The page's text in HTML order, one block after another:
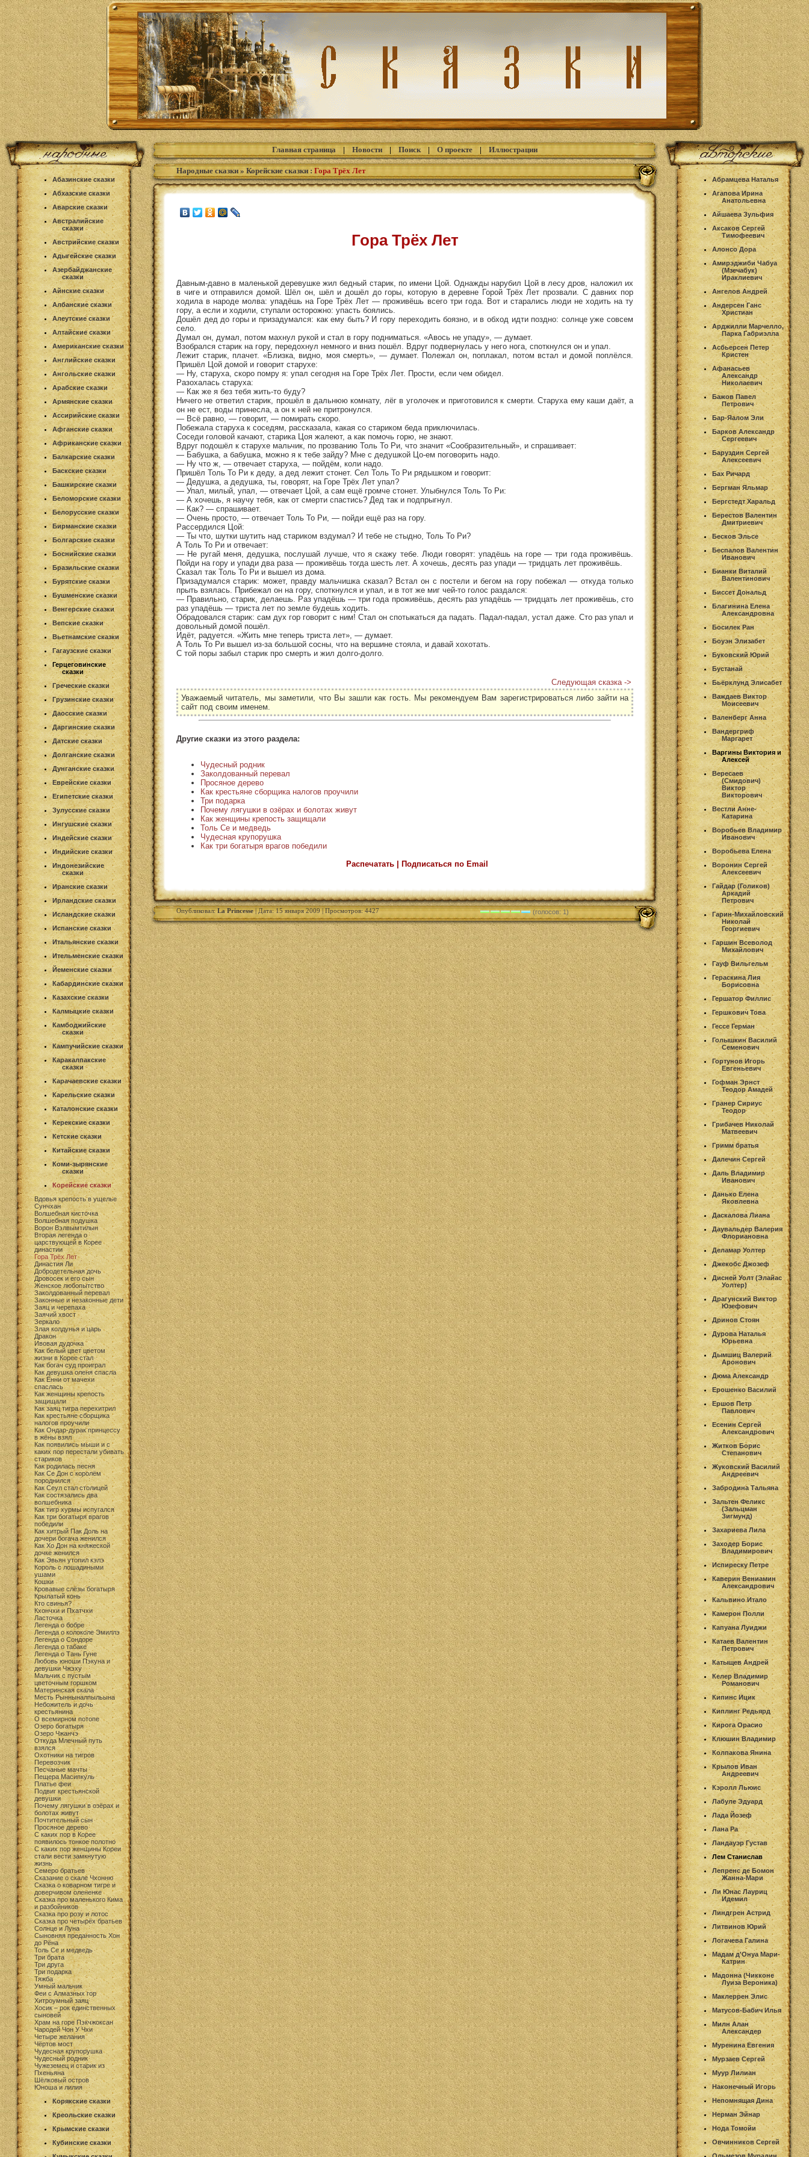
Абазинские сказки
Абхазские сказки
Аварские сказки
Австралийские
сказки
Австрийские сказки
Адыгейские сказки
Азербайджанские
сказки
Айнские сказки
Албанские сказки
Алеутские сказки
Алтайские сказки
Американские сказки
Английские сказки
Ангольские сказки
Арабские сказки
Армянские сказки
Ассирийские сказки
Афганские сказки
Африканские сказки
Балкарские сказки
Баскские сказки
Башкирские сказки
Беломорские сказки
Белорусские сказки
Бирманские сказки
Болгарские сказки
Боснийские сказки
Бразильские сказки
Бурятские сказки
Бушменские сказки
Венгерские сказки
Вепские сказки
Вьетнамские сказки
Гагаузские сказки
Герцеговинские
сказки
Греческие сказки
Грузинские сказки
Даосские сказки
Даргинские сказки
Датские сказки
Долганские сказки
Дунганские сказки
Еврейские сказки
Египетские сказки
Зулусские сказки
Ингушские сказки
Индейские сказки
Индийские сказки
Индонезийские
сказки
Иранские сказки
Ирландские сказки
Исландские сказки
Испанские сказки
Итальянские сказки
Ительменские сказки
Йеменские сказки
Кабардинские сказки
Казахские сказки
Калмыцкие сказки
Камбоджийские
сказки
Кампучийские сказки
Каракалпакские
сказки
Карачаевские сказки
Карельские сказки
Каталонские сказки
Керекские сказки
Кетские сказки
Китайские сказки
Коми-зырянские
сказки
Корейские сказки
Вдовья крепость в ущелье
Сунчхан
Волшебная кисточка
Волшебная подушка
Ворон Вэлвымтилын
Вторая легенда о
царствующей в Корее
династии
Гора Трёх Лет
Династия Ли
Добродетельная дочь
Дровосек и его сын
Женское любопытство
Заколдованный перевал
Законные и незаконные дети
Заяц и черепаха
Заячий хвост
Зеркало
Злая колдунья и царь
Дракон
Ивовая дудочка
Как белый цвет цветом
жизни в Корее стал
Как богач суд проиграл
Как девушка оленя спасла
Как Ённи от мачехи
спаслась
Как женщины крепость
защищали
Как заяц тигра перехитрил
Как крестьяне сборщика
налогов проучили
Как Ондар-дурак принцессу
в жёны взял
Как появились мыши и с
каких пор перестали убивать
стариков
Как родилась песня
Как Се Дон с королём
породнился
Как Сеул стал столицей
Как состязались два
волшебника
Как тигр хурмы испугался
Как три богатыря врагов
победили
Как хитрый Пак Доль на
дочери богача женился
Как Хо Дон на княжеской
дочке женился
Как Эвьян утопил кэлэ
Король с лошадиными
ушами
Кошки
Кровавые слёзы богатыря
Крылатый конь
Кто свинья?
Кхончхи и Пхатчхи
Ласточка
Легенда о бобре
Легенда о колоколе Эмиллэ
Легенда о Сондоре
Легенда о табаке
Легенда о Тань Гуне
Любовь юноши Пэкуна и
девушки Чжэху
Мальчик с пустым
цветочным горшком
Материнская скала
Месть Рынныналпыльына
Небожитель и дочь
крестьянина
О всемирном потопе
Озеро богатыря
Озеро Чжанчэ
Откуда Млечный путь
взялся
Охотники на тигров
Перевозчик
Песчаные мачты
Пещера Масипкуль
Платье феи
Подвиг крестьянской
девушки
Почему лягушки в озёрах и
болотах живут
Почтительный сын
Просяное дерево
С каких пор в Корее
появилось тонкое полотно
С каких пор женщины Кореи
стали вести замкнутую
жизнь
Семеро братьев
Сказание о скале Чхонню
Сказка о коварном тигре и
доверчивом олененке
Сказка про маленького Кима
и разбойников
Сказка про розу и лотос
Сказка про четырёх братьев
Солнце и Луна
Сыновняя преданность Хон
до Рёна
Толь Се и медведь
Три брата
Три друга
Три подарка
Тяжба
Умный мальчик
Феи с Алмазных гор
Хитроумный заяц
Хосик – рок единственных
сыновей
Храм на горе Пэкчжоксан
Чародей Чон У Чхи
Четыре желания
Чёртов мост
Чудесная крупорушка
Чудесный родник
Чужеземец и старик из
Пхеньяна
Шёлковый остров
Юноша и лилия
Корякские сказки
Креольские сказки
Крымские сказки
Кубинские сказки
Главная страница| Новости| Поиск| О проекте| Иллюстрации
Народные сказки » Корейские сказки : Гора Трёх Лет
Гора Трёх Лет
Давным-давно в маленькой деревушке жил бедный старик, по имени Цой. Однажды нарубил Цой в лесу дров, наложил их
в чиге и отправился домой. Шёл он, шёл и дошёл до горы, которую в деревне Горой Трёх Лет прозвали. С давних пор
ходила в народе молва: упадёшь на Горе Трёх Лет — проживёшь всего три года. Вот и старались люди не ходить на ту
гору, а если и ходили, ступали осторожно: упасть боялись.
Дошёл дед до горы и призадумался: как ему быть? И гору переходить боязно, и в обход идти поздно: солнце уже совсем
село.
Думал он, думал, потом махнул рукой и стал в гору подниматься. «Авось не упаду», — думает.
Взобрался старик на гору, передохнул немного и вниз пошёл. Вдруг подвернулась у него нога, споткнулся он и упал.
Лежит старик, плачет. «Близка, видно, моя смерть», — думает. Полежал он, поплакал, потом встал и домой поплёлся.
Пришёл Цой домой и говорит старухе:
— Ну, старуха, скоро помру я: упал сегодня на Горе Трёх Лет. Прости, если чем обидел.
Разохалась старуха:
— Как же я без тебя жить-то буду?
Ничего не ответил старик, прошёл в дальнюю комнату, лёг в уголочек и приготовился к смерти. Старуха ему каши даёт, а
он не ест, воды принесла, а он к ней не притронулся.
— Всё равно, — говорит, — помирать скоро.
Побежала старуха к соседям, рассказала, какая со стариком беда приключилась.
Соседи головой качают, старика Цоя жалеют, а как помочь горю, не знают.
Вдруг подошёл к старухе мальчик, по прозванию Толь То Ри, что значит «Сообразительный», и спрашивает:
— Бабушка, а бабушка, можно я к тебе зайду? Мне с дедушкой Цо-ем поговорить надо.
— Ну что ж, — отвечает старуха, — пойдём, коли надо.
Пришёл Толь То Ри к деду, а дед лежит стонет. Сел Толь То Ри рядышком и говорит:
— Дедушка, а дедушка, ты, говорят, на Горе Трёх Лет упал?
— Упал, милый, упал, — отвечает Цой, а сам ещё громче стонет. Улыбнулся Толь То Ри:
— А хочешь, я научу тебя, как от смерти спастись? Дед так и подпрыгнул.
— Как? — спрашивает.
— Очень просто, — отвечает Толь То Ри, — пойди ещё раз на гору.
Рассердился Цой:
— Ты что, шутки шутить над стариком вздумал? И тебе не стыдно, Толь То Ри?
А Толь То Ри и отвечает:
— Не ругай меня, дедушка, послушай лучше, что я скажу тебе. Люди говорят: упадёшь на горе — три года проживёшь.
Пойди на гору и упади два раза — проживёшь тогда шесть лет. А хочешь, десять раз упади — тридцать лет проживёшь.
Сказал так Толь То Ри и вышел из дома.
Призадумался старик: может, правду мальчишка сказал? Встал он с постели и бегом на гору побежал — откуда только
прыть взялась. Прибежал он на гору, споткнулся и упал, и в тот же миг чей-то голос раздался:
— Правильно, старик, делаешь. Раз упадёшь — три года проживёшь, десять раз упадёшь — тридцать лет проживёшь, сто
раз упадёшь — триста лет по земле будешь ходить.
Обрадовался старик: сам дух гор говорит с ним! Стал он спотыкаться да падать. Падал-падал, устал даже. Сто раз упал и
довольный домой пошёл.
Идёт, радуется. «Жить мне теперь триста лет», — думает.
А Толь То Ри вышел из-за большой сосны, что на вершине стояла, и давай хохотать.
С той поры забыл старик про смерть и жил долго-долго.
Следующая сказка ->
Уважаемый читатель, мы заметили, что Вы зашли как гость. Мы рекомендуем Вам зарегистрироваться либо зайти на
сайт под своим именем.
Другие сказки из этого раздела:
Чудесный родник
Заколдованный перевал
Просяное дерево
Как крестьяне сборщика налогов проучили
Три подарка
Почему лягушки в озёрах и болотах живут
Как женщины крепость защищали
Толь Се и медведь
Чудесная крупорушка
Как три богатыря врагов победили
Распечатать | Подписаться по Email
Опубликовал:La Princesse| Дата: 15 января 2009 | Просмотров: 4427 (голосов: 1)
Абрамцева Наталья
Агапова Ирина
Анатольевна
Айшаева Зульфия
Аксаков Сергей
Тимофеевич
Алонсо Дора
Амирэджиби Чабуа
(Мзечабук)
Ираклиевич
Ангелов Андрей
Андерсен Ганс
Христиан
Арджилли Марчелло,
Парка Габриэлла
Асбьерсен Петер
Кристен
Афанасьев
Александр
Николаевич
Бажов Павел
Петрович
Бар-Яалом Эли
Барков Александр
Сергеевич
Баруздин Сергей
Алексеевич
Бах Ричард
Бергман Яльмар
Бергстедт Харальд
Берестов Валентин
Дмитриевич
Бесков Эльсе
Беспалов Валентин
Иванович
Бианки Виталий
Валентинович
Биссет Дональд
Благинина Елена
Александровна
Босилек Ран
Боуэн Элизабет
Буковский Юрий
Бустанай
Бьёрклунд Элисабет
Важдаев Виктор
Моисеевич
Валенберг Анна
Вандергриф
Маргарет
Варгины Виктория и
Алексей
Вересаев
(Смидович)
Виктор
Викторович
Вестли Анне-
Катарина
Воробьев Владимир
Иванович
Воробьева Елена
Воронин Сергей
Алексеевич
Гайдар (Голиков)
Аркадий
Петрович
Гарин-Михайловский
Николай
Георгиевич
Гаршин Всеволод
Михайлович
Гауф Вильгельм
Гераскина Лия
Борисовна
Гершатор Филлис
Гершкович Това
Гессе Герман
Голышкин Василий
Семенович
Гортунов Игорь
Евгеньевич
Гофман Эрнст
Теодор Амадей
Гранер Сириус
Теодор
Грибачев Николай
Матвеевич
Гримм братья
Далечин Сергей
Даль Владимир
Иванович
Данько Елена
Яковлевна
Даскалова Лиана
Даувальдер Валерия
Флориановна
Деламар Уолтер
Джекобс Джозеф
Дисней Уолт (Элайас
Уолтер)
Драгунский Виктор
Юзефович
Дринов Стоян
Дурова Наталья
Юрьевна
Дымшиц Валерий
Аронович
Дюма Александр
Ерошенко Василий
Ершов Петр
Павлович
Есенин Сергей
Александрович
Житков Борис
Степанович
Жуковский Василий
Андреевич
Забродина Тальяна
Зальтен Феликс
(Зальцман
Зигмунд)
Захариева Лила
Заходер Борис
Владимирович
Испиреску Петре
Каверин Вениамин
Александрович
Кальвино Итало
Камерон Полли
Капуана Луиджи
Катаев Валентин
Петрович
Катыщев Андрей
Келер Владимир
Романович
Кипинс Ицик
Киплинг Редьярд
Кирога Орасио
Клюшин Владимир
Колпакова Янина
Крылов Иван
Андреевич
Кэролл Льюис
Лабуле Эдуард
Лада Йозеф
Лана Ра
Ландауэр Густав
Лем Станислав
Лепренс де Бомон
Жанна-Мари
Ли Юнас Лауриц
Идемил
Линдгрен Астрид
Литвинов Юрий
Логачева Галина
Мадам д'Онуа Мари-
Катрин
Мадонна (Чикконе
Луиза Вероника)
Маклеррен Элис
Матусов-Бабич Илья
Милн Алан
Александер
Муренина Евгения
Мурзаев Сергей
Муур Лилиан
Наконечный Игорь
Непомнящая Дина
Нерман Эйнар
Нода Томойи
Овчинников Сергей